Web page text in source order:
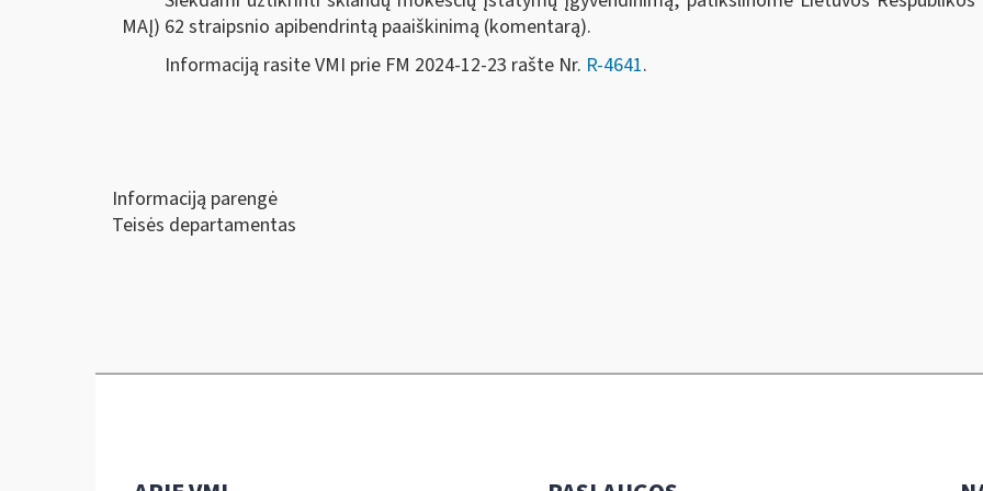
MAĮ) 62 straipsnio apibendrintą paaiškinimą (komentarą).
Informaciją rasite VMI prie FM 2024-12-23 rašte Nr. R-4641.
Informaciją parengė
Teisės departamentas